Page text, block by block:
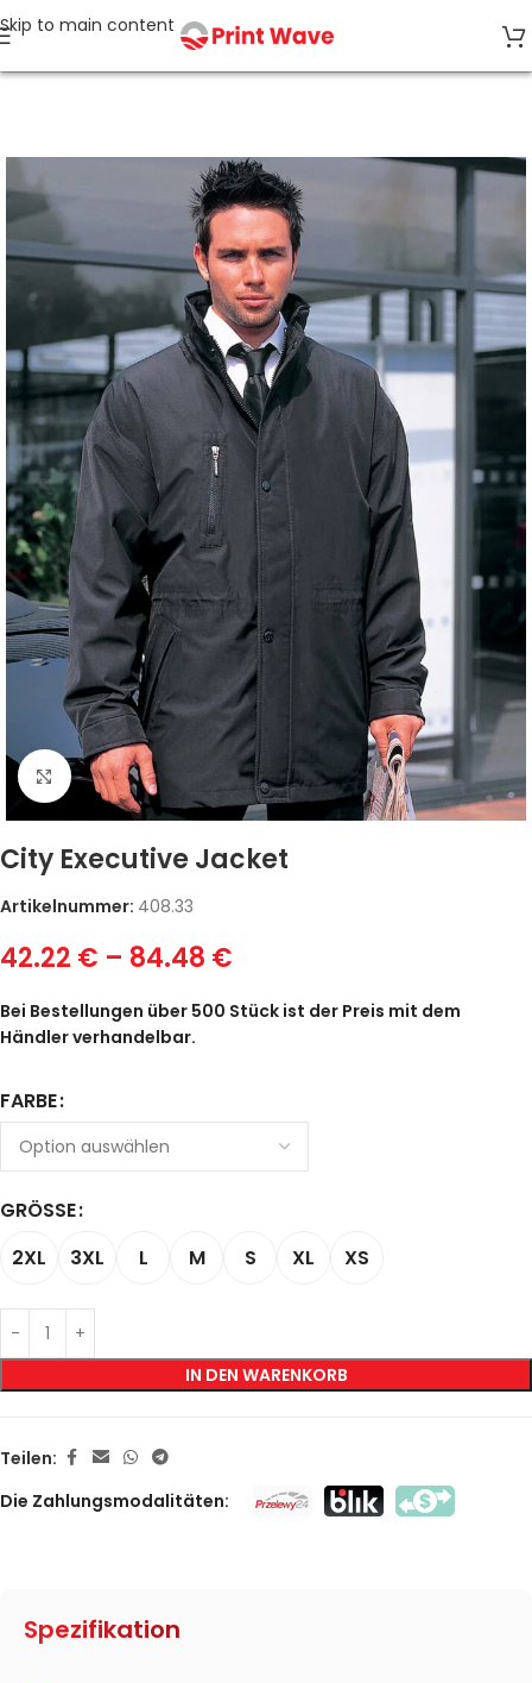
Skip to main content
Zum Vergrößern klicken
City Executive Jacket
Artikelnummer: 408.33
42.22 € – 84.48 €
Bei Bestellungen über 500 Stück ist der Preis mit dem
Händler verhandelbar.
FARBE
GRÖSSE
2XL
3XL L M S XL XS
IN DEN WARENKORB
Teilen:
Die Zahlungsmodalitäten:
Spezifikation